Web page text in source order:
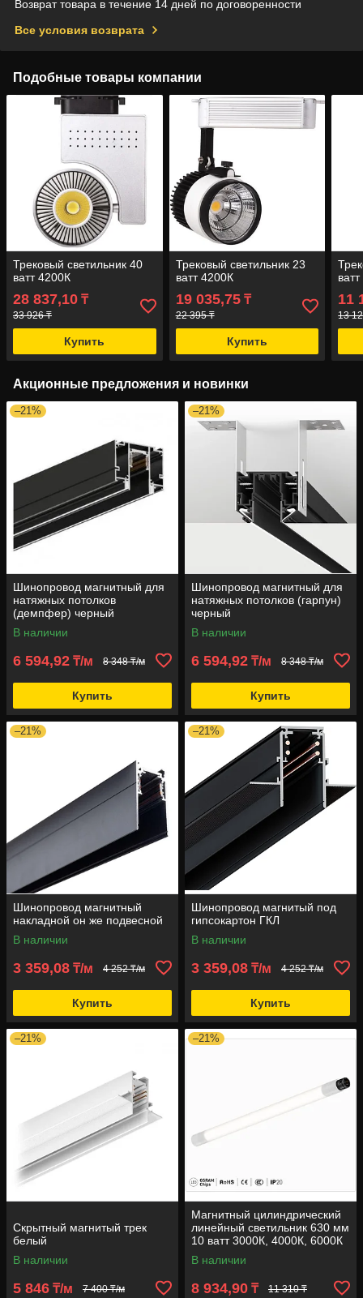
Возврат товара в течение 14 дней по договоренности
Все условия возврата
Подобные товары компании
Трековый светильник 40
ватт 4200К
28 837,10 ₸
33 926 ₸
Купить
Трековый светильник 23
ватт 4200К
19 035,75₸
22 395 ₸
Купить
11
13
Акционные предложения и новинки
–21%
Шинопровод магнитный для
натяжных потолков
(демпфер) черный
В наличии
6 594,92 ₸/м 8 348 ₸/м
Купить
–21%
Шинопровод магнитный для
натяжных потолков (гарпун)
черный
В наличии
6 594,92 ₸/м 8 348 ₸/м
Купить
–21%
Шинопровод магнитный
накладной он же подвесной
В наличии
3 359,08 ₸/м 4 252 ₸/м
Купить
–21%
Шинопровод магнитый под
гипсокартон ГКЛ
В наличии
3 359,08 ₸/м 4 252 ₸/м
Купить
–21%
Скрытный магнитый трек
белый
В наличии
5 846 ₸/м 7 400 ₸/м
–21%
Магнитный цилиндрический
линейный светильник 630 мм
10 ватт 3000К, 4000К, 6000К
В наличии
8 934,90 ₸ 11 310 ₸